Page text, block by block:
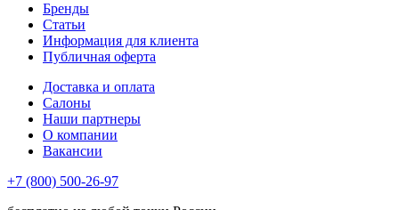
Бренды
Статьи
Информация для клиента
Публичная оферта
Доставка и оплата
Салоны
Наши партнеры
О компании
Вакансии
+7 (800) 500-26-97